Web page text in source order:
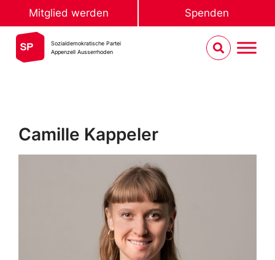
Mitglied werden Spenden
Sozialdemokratische Partei
Appenzell Ausserrhoden
Camille Kappeler